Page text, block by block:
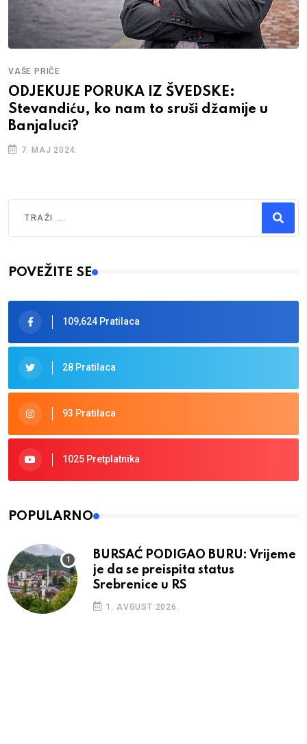
VAŠE PRIČE
ODJEKUJE PORUKA IZ ŠVEDSKE:
Stevandiću, ko nam to sruši džamije u
Banjaluci?
7. MAJ 2024.
Type 2 or more characters for results.
POVEŽITE SE
109,624 Pratilaca
28 Pratilaca
93 Pratilaca
1025 Pretplatnika
POPULARNO
BURSAĆ PODIGAO BURU: Vrijeme
je da se preispita status
Srebrenice u RS
1. AVGUST 2026.